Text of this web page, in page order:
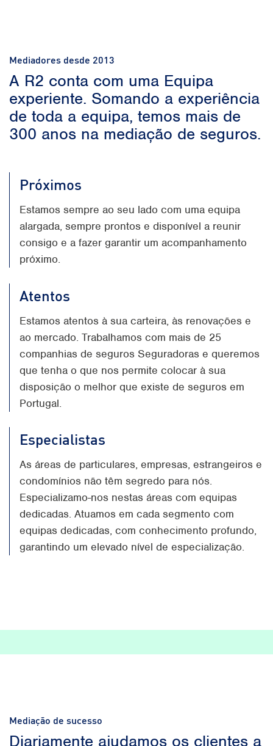
Mediadores desde 2013
A R2 conta com uma Equipa
experiente. Somando a experiência
de toda a equipa, temos mais de
300 anos na mediação de seguros.
Próximos
Estamos sempre ao seu lado com uma equipa
alargada, sempre prontos e disponível a reunir
consigo e a fazer garantir um acompanhamento
próximo.
Atentos
Estamos atentos à sua carteira, às renovações e
ao mercado. Trabalhamos com mais de 25
companhias de seguros Seguradoras e queremos
que tenha o que nos permite colocar à sua
disposição o melhor que existe de seguros em
Portugal.
Especialistas
As áreas de particulares, empresas, estrangeiros e
condomínios não têm segredo para nós.
Especializamo-nos nestas áreas com equipas
dedicadas. Atuamos em cada segmento com
equipas dedicadas, com conhecimento profundo,
garantindo um elevado nível de especialização.
Mediação de sucesso
Diariamente ajudamos os clientes a